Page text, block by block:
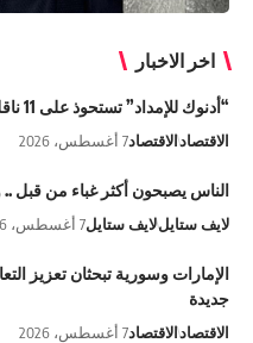
اخر الاخبار
“أدنوك للإمداد” تستحوذ على 11 ناقلة بقيمة 4.8 مليار درهم
الاقتصادالاقتصاد7 أغسطس، 2026
الناس يصبحون أكثر غباء من قبل
لايف ستايللايف ستايل7 أغسطس، 2026
الإمارات وسورية تبحثان تعزيز
جديدة
الاقتصادالاقتصاد7 أغسطس، 2026